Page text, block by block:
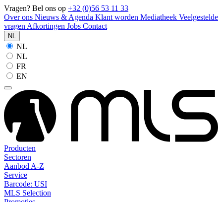
Vragen? Bel ons op +32 (0)56 53 11 33
Over ons Nieuws & Agenda Klant worden Mediatheek Veelgestelde
vragen Afkortingen Jobs Contact
NL
NL
NL
FR
EN
Producten
Sectoren
Aanbod A-Z
Service
Barcode: USI
MLS Selection